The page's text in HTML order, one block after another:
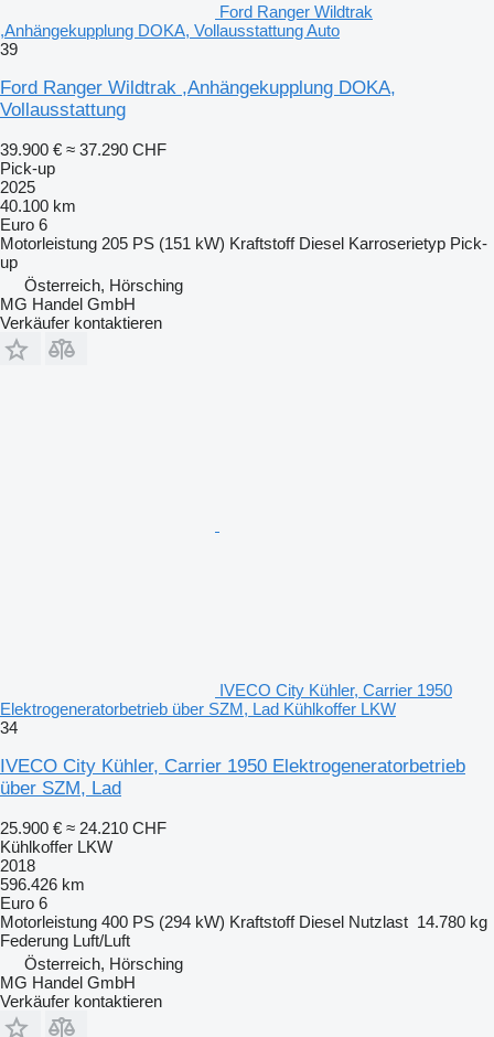
Ford Ranger Wildtrak
,Anhängekupplung DOKA, Vollausstattung Auto
39
Ford Ranger Wildtrak ,Anhängekupplung DOKA,
Vollausstattung
39.900 € ≈ 37.290 CHF
Pick-up
2025
40.100 km
Euro 6
Motorleistung 205 PS (151 kW) Kraftstoff Diesel Karroserietyp Pick-
up
Österreich, Hörsching
MG Handel GmbH
Verkäufer kontaktieren
IVECO City Kühler, Carrier 1950
Elektrogeneratorbetrieb über SZM, Lad Kühlkoffer LKW
34
IVECO City Kühler, Carrier 1950 Elektrogeneratorbetrieb
über SZM, Lad
25.900 € ≈ 24.210 CHF
Kühlkoffer LKW
2018
596.426 km
Euro 6
Motorleistung 400 PS (294 kW) Kraftstoff Diesel Nutzlast 14.780 kg
Federung Luft/Luft
Österreich, Hörsching
MG Handel GmbH
Verkäufer kontaktieren